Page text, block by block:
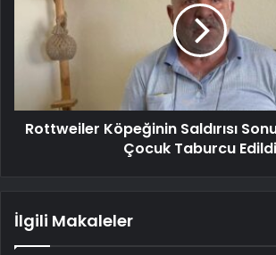
Rottweiler Köpeğinin Saldırısı
Çocuk Taburcu Edildi
İlgili Makaleler